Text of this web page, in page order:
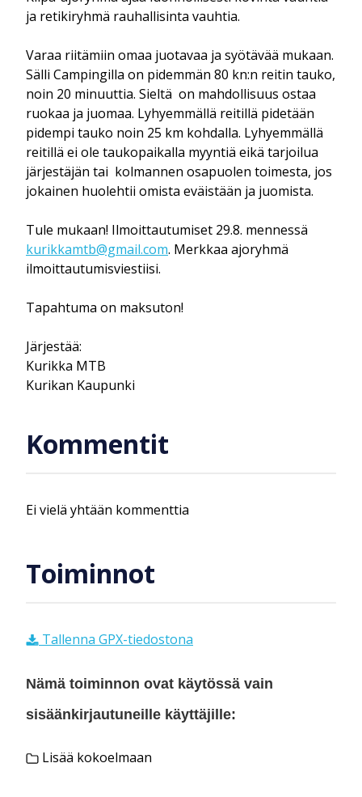
ja retikiryhmä rauhallisinta vauhtia.
Varaa riitämiin omaa juotavaa ja syötävää mukaan.
Sälli Campingilla on pidemmän 80 kn:n reitin tauko,
noin 20 minuuttia. Sieltä on mahdollisuus ostaa
ruokaa ja juomaa. Lyhyemmällä reitillä pidetään
pidempi tauko noin 25 km kohdalla. Lyhyemmällä
reitillä ei ole taukopaikalla myyntiä eikä tarjoilua
järjestäjän tai kolmannen osapuolen toimesta, jos
jokainen huolehtii omista eväistään ja juomista.
Tule mukaan! Ilmoittautumiset 29.8. mennessä
kurikkamtb@gmail.com. Merkkaa ajoryhmä
ilmoittautumisviestiisi.
Tapahtuma on maksuton!
Järjestää:
Kurikka MTB
Kurikan Kaupunki
Kommentit
Ei vielä yhtään kommenttia
Toiminnot
Tallenna GPX-tiedostona
Nämä toiminnon ovat käytössä vain
sisäänkirjautuneille käyttäjille:
Lisää kokoelmaan